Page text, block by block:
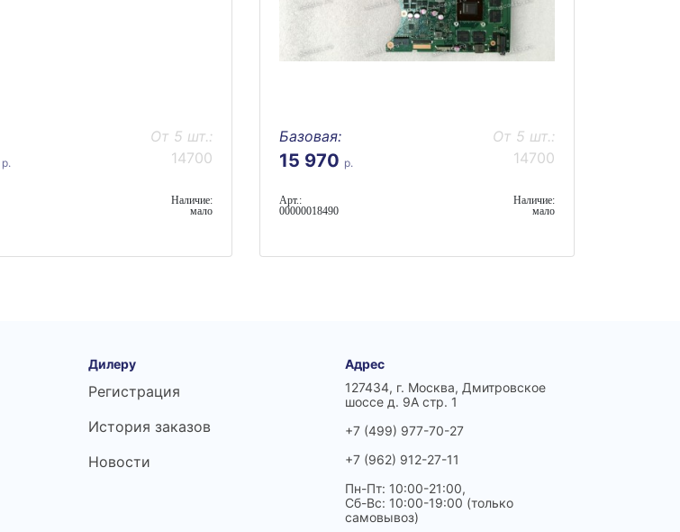
р.
От 5 шт.:
14700
Наличие:
мало
Базовая:
15 970 р.
От 5 шт.:
14700
Арт.:
00000018490
Наличие:
мало
Дилеру
Регистрация
История заказов
Новости
Адрес
127434, г. Москва, Дмитровское
шоссе д. 9А стр. 1
+7 (499) 977-70-27
+7 (962) 912-27-11
Пн-Пт: 10:00-21:00,
Сб-Вс: 10:00-19:00 (только
самовывоз)